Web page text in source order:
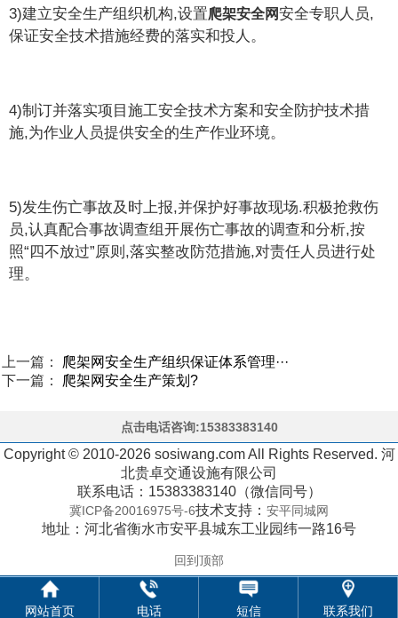
3)建立安全生产组织机构,设置爬架安全网安全专职人员,
保证安全技术措施经费的落实和投人。
4)制订并落实项目施工安全技术方案和安全防护技术措
施,为作业人员提供安全的生产作业环境。
5)发生伤亡事故及时上报,并保护好事故现场.积极抢救伤
员,认真配合事故调查组开展伤亡事故的调查和分析,按
照“四不放过”原则,落实整改防范措施,对责任人员进行处
理。
上一篇： 爬架网安全生产组织保证体系管理···
下一篇： 爬架网安全生产策划?
点击电话咨询:15383383140
Copyright © 2010-2026 sosiwang.com All Rights Reserved. 河
北贵卓交通设施有限公司
联系电话：15383383140（微信同号）
冀ICP备20016975号-6技术支持： 安平同城网
地址：河北省衡水市安平县城东工业园纬一路16号
回到顶部
网站首页 电话 短信 联系我们